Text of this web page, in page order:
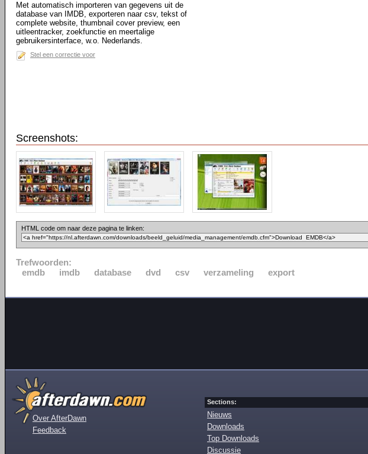
Met automatisch importeren van gegevens uit de
database van IMDB, exporteren naar csv, tekst of
complete website, thumbnail cover preview, een
uitleentracker, zoekfunctie en meertalige
gebruikersinterface, w.o. Nederlands.
Stel een correctie voor
Screenshots:
HTML code om naar deze pagina te linken:
Trefwoorden:
emdb
imdb database dvd csv verzameling export
Over AfterDawn
Feedback
Sections:
Nieuws
Downloads
Top Downloads
Discussie